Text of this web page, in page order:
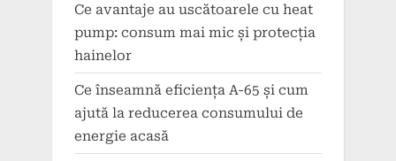
Ce avantaje au uscătoarele cu heat
pump: consum mai mic și protecția
hainelor
Ce înseamnă eficiența A-65 și cum
ajută la reducerea consumului de
energie acasă